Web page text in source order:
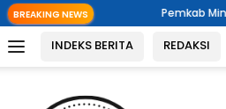
BREAKING NEWS
Pemkab Minut Dorong
INDEKS BERITA REDAKSI